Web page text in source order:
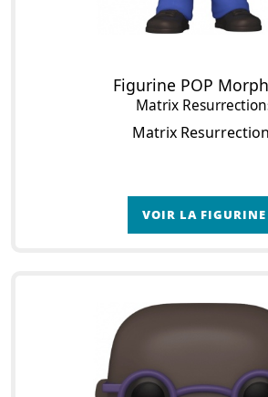
Figurine POP
Matrix
Matrix
VOIR LA FIGURINE